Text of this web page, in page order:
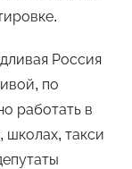
Россия
по
работать в
школах, такси